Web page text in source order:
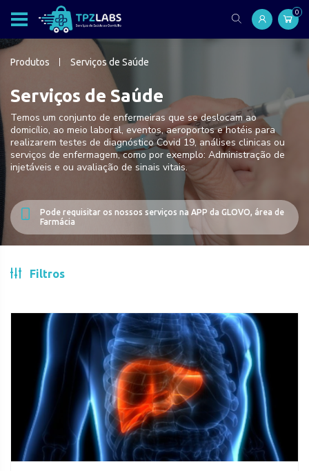
0
Produtos Serviços de Saúde
Serviços de Saúde
Temos um conjunto de enfermeiras que se deslocam ao
domicílio, ao meio laboral, eventos, aeroportos e hotéis para
realizarem testes de diagnóstico Covid 19, análises clinicas ou
serviços de enfermagem, como por exemplo: Administração de
injetáveis e ou avaliação de sinais vitais.
Pode requisitar os nossos serviços na APP da GLOVO, área de
Farmácia
Filtros